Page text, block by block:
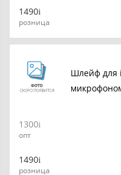
1490
розница
Шлейф для
1300
опт
1490
розница